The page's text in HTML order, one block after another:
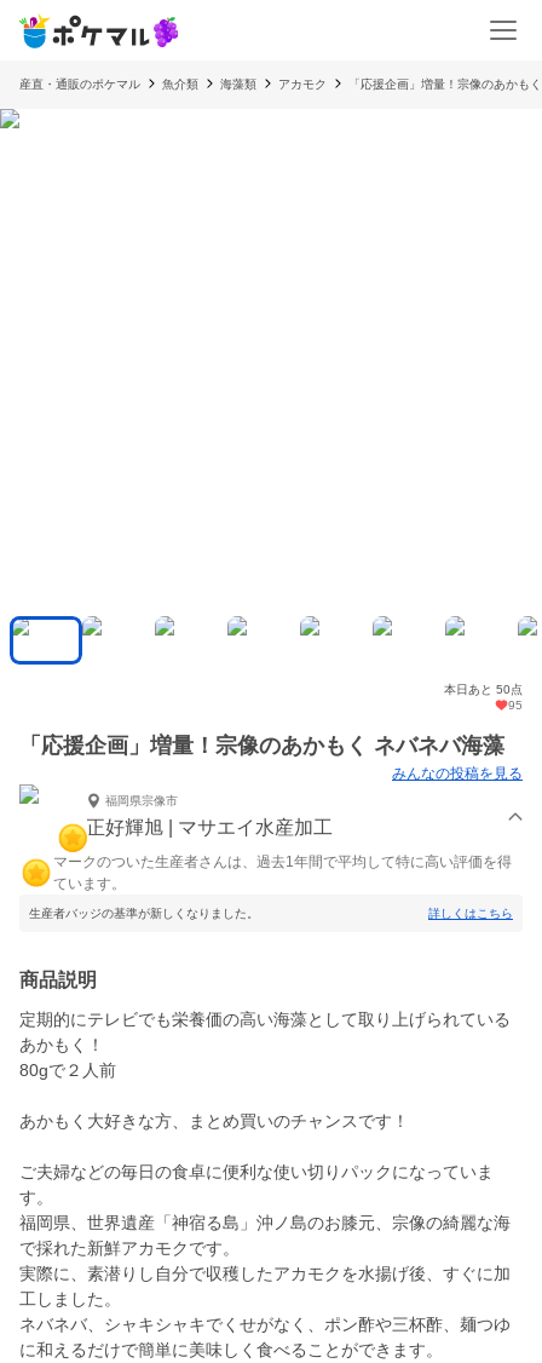
産直・通販のポケマル 魚介類 海藻類 アカモク 「応援企画」増量！宗像のあかも
本日あと 50点
95
「応援企画」増量！宗像のあかもく ネバネバ海藻
みんなの投稿を見る
福岡県宗像市
正好輝旭 | マサエイ水産加工
マークのついた生産者さんは、過去1年間で平均して特に高い評価を得
ています。
生産者バッジの基準が新しくなりました。 詳しくはこちら
商品説明
定期的にテレビでも栄養価の高い海藻として取り上げられている
あかもく！
80gで２人前
あかもく大好きな方、まとめ買いのチャンスです！
ご夫婦などの毎日の食卓に便利な使い切りパックになっていま
す。
福岡県、世界遺産「神宿る島」沖ノ島のお膝元、宗像の綺麗な海
で採れた新鮮アカモクです。
実際に、素潜りし自分で収穫したアカモクを水揚げ後、すぐに加
工しました。
ネバネバ、シャキシャキでくせがなく、ポン酢や三杯酢、麺つゆ
に和えるだけで簡単に美味しく食べることができます。